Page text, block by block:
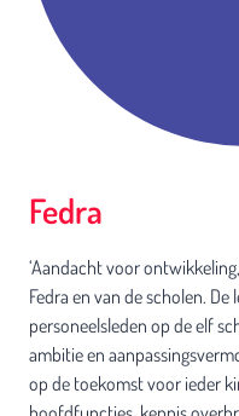
Fedra
‘Aandacht voor
Fedra en van de scholen.
personeelsleden op de elf
ambitie en
op de toekomst voor ieder